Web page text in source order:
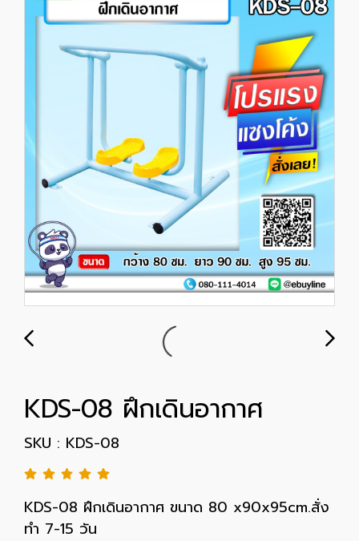
KDS-08 ฝึกเดินอากาศ
SKU : KDS-08
KDS-08 ฝึกเดินอากาศ ขนาด 80 x90x95cm.สั่ง
ทำ 7-15 วัน